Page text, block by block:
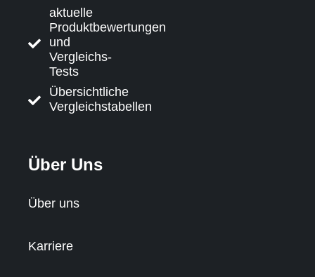
aktuelle
Produktbewertungen
und
Vergleichs-
Tests
Übersichtliche
Vergleichstabellen
Über Uns
Über uns
Karriere